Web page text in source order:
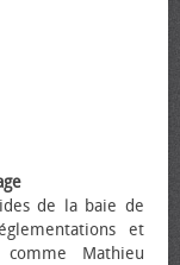
de la baie de
et
Mathieu